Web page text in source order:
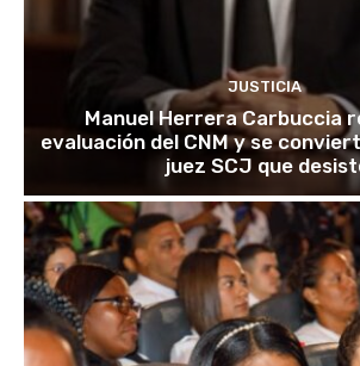
JUSTICIA
Manuel Herrera Carbuccia
evaluación del CNM y se
juez SCJ que